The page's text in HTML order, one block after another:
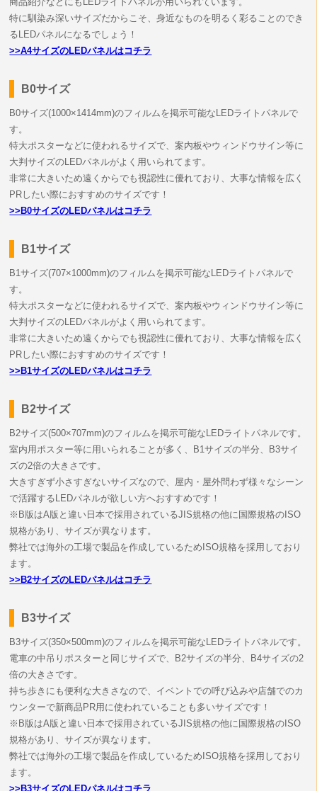
特に馴染み深いサイズだからこそ、身近なものを明るく彩ることのでき
るLEDパネルになるでしょう！
>>A4サイズのLEDパネルはコチラ
B0サイズ
B0サイズ(1000×1414mm)のフィルムを掲示可能なLEDライトパネルで
す。
特大ポスターなどに使われるサイズで、案内板やウィンドウサイン等に
大判サイズのLEDパネルがよく用いられてます。
非常に大きいため遠くからでも視認性に優れており、大事な情報を広く
PRしたい際におすすめのサイズです！
>>B0サイズのLEDパネルはコチラ
B1サイズ
B1サイズ(707×1000mm)のフィルムを掲示可能なLEDライトパネルで
す。
特大ポスターなどに使われるサイズで、案内板やウィンドウサイン等に
大判サイズのLEDパネルがよく用いられてます。
非常に大きいため遠くからでも視認性に優れており、大事な情報を広く
PRしたい際におすすめのサイズです！
>>B1サイズのLEDパネルはコチラ
B2サイズ
B2サイズ(500×707mm)のフィルムを掲示可能なLEDライトパネルです。
室内用ポスター等に用いられることが多く、B1サイズの半分、B3サイ
ズの2倍の大きさです。
大きすぎず小さすぎないサイズなので、屋内・屋外問わず様々なシーン
で活躍するLEDパネルが欲しい方へおすすめです！
※B版はA版と違い日本で採用されているJIS規格の他に国際規格のISO
規格があり、サイズが異なります。
弊社では海外の工場で製品を作成しているためISO規格を採用しており
ます。
>>B2サイズのLEDパネルはコチラ
B3サイズ
B3サイズ(350×500mm)のフィルムを掲示可能なLEDライトパネルです。
電車の中吊りポスターと同じサイズで、B2サイズの半分、B4サイズの2
倍の大きさです。
持ち歩きにも便利な大きさなので、イベントでの呼び込みや店舗でのカ
ウンターで新商品PR用に使われていることも多いサイズです！
※B版はA版と違い日本で採用されているJIS規格の他に国際規格のISO
規格があり、サイズが異なります。
弊社では海外の工場で製品を作成しているためISO規格を採用しており
ます。
>>B3サイズのLEDパネルはコチラ